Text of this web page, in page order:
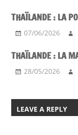
THAÏLANDE : LA
07/06/2026
THAÏLANDE : LA
28/05/2026
LEAVE A REPLY